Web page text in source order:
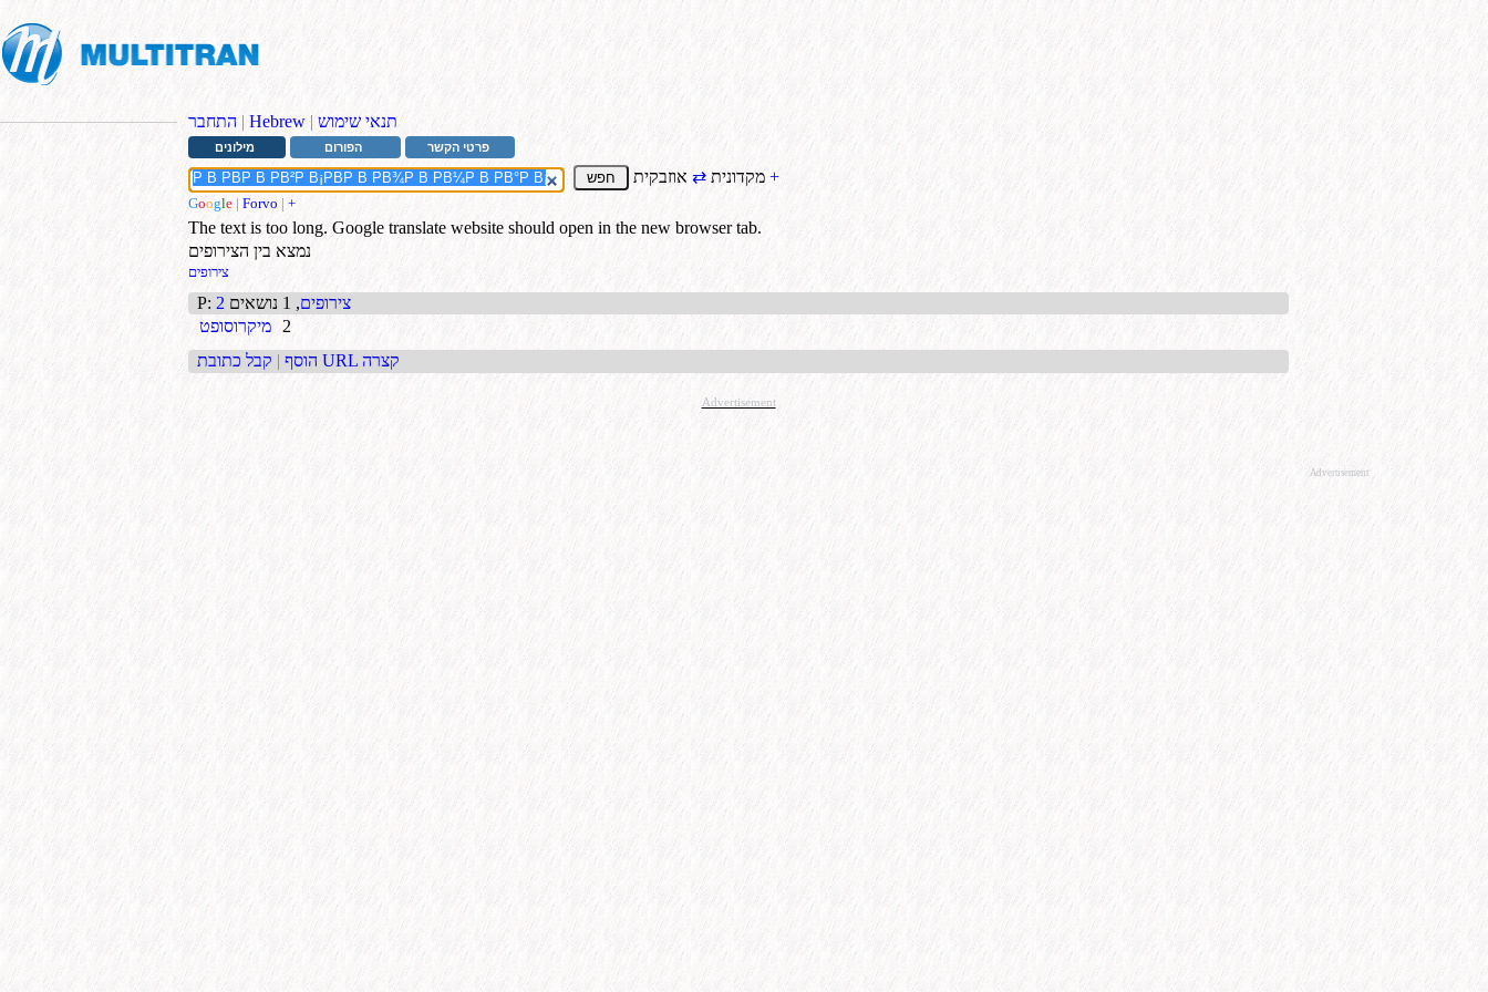
התחבר | Hebrew | תנאי שימוש
מילונים הפורום פרטי הקשר
מקדונית ⇄ +
Google | Forvo | +
The text is too long. Google translate website should open in the new browser tab.
נמצא בין הצירופים
צירופים
Р: 2 צירופים, 1 נושאים
מיקרוסופט 2
הוסף | קבל כתובת URL קצרה
Advertisement
Advertisement